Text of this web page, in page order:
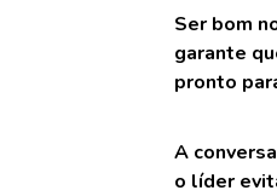
Ser bom
garante
pronto
A
o líder